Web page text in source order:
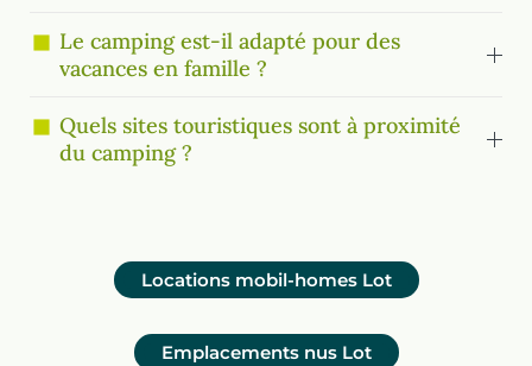
Le camping est-il adapté pour des
vacances en famille ?
Quels sites touristiques sont à proximité
du camping ?
Locations mobil-homesLot
Emplacements nusLot